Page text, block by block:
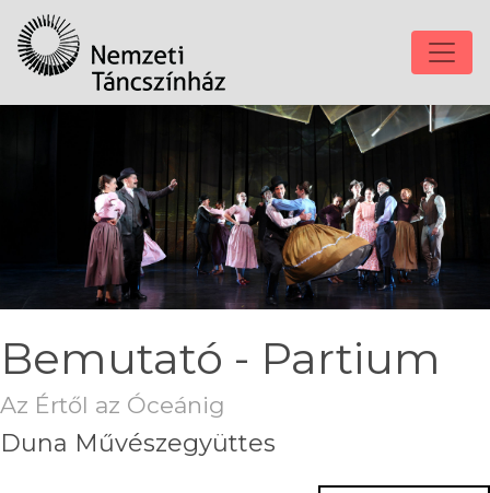
Bemutató - Partium
Az Értől az Óceánig
Duna Művészegyüttes